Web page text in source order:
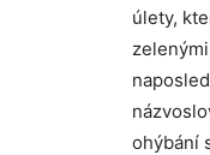
úlety,
ohýbání